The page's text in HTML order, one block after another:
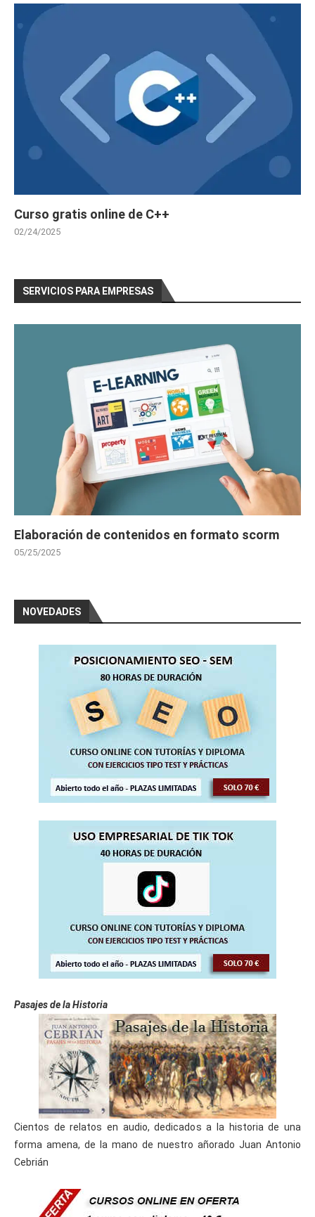
Curso gratis online de C++
02/24/2025
SERVICIOS PARA EMPRESAS
Elaboración de contenidos en formato scorm
05/25/2025
NOVEDADES
Pasajes de la Historia
Cientos de relatos en audio, dedicados a la historia de una
forma amena, de la mano de nuestro añorado Juan Antonio
Cebrián